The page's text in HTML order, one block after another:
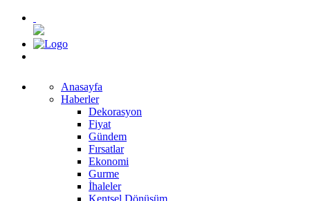
Anasayfa
Haberler
Dekorasyon
Fiyat
Gündem
Fırsatlar
Ekonomi
Gurme
İhaleler
Kentsel Dönüşüm